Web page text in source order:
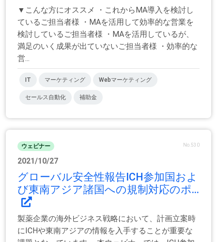
▼こんな方にオススメ ・これからMA導入を検討し
ているご担当者様 ・MAを活用して効率的な営業を
検討しているご担当者様 ・MAを活用しているが、
満足のいく成果が出ていないご担当者様 ・効率的な
営...
IT マーケティング Webマーケティング
セールス自動化 補助金
ウェビナー No.530
2021/10/27
グローバル安全性報告ICH参加国およ
び東南アジア諸国への規制対応のポ...
製薬企業の海外ビジネス戦略において、計画立案時
にICHや東南アジアの情報を入手することが重要な